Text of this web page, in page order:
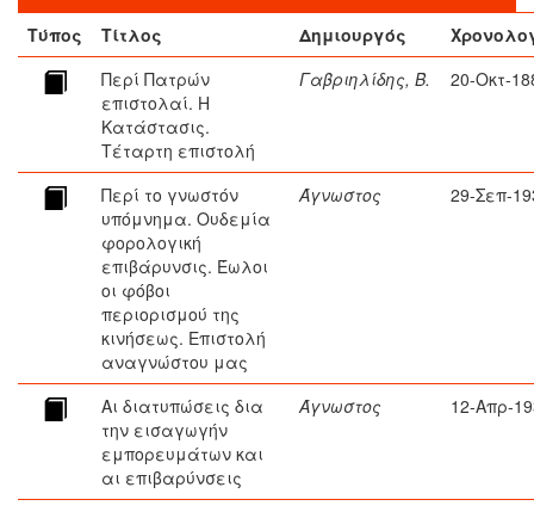
Τύπος
Τίτλος Δημιουργός
Περί Πατρών
επιστολαί. Η
Κατάστασις.
Τέταρτη επιστολή
Γαβριηλίδης, Β. 20-Οκτ-
Περί το γνωστόν
υπόμνημα. Ουδεμία
φορολογική
επιβάρυνσις. Έωλοι
οι φόβοι
περιορισμού της
κινήσεως. Επιστολή
αναγνώστου μας
Άγνωστος 29-Σεπ-
Αι διατυπώσεις δια
την εισαγωγήν
εμπορευμάτων και
αι επιβαρύνσεις
Άγνωστος 12-Απρ-